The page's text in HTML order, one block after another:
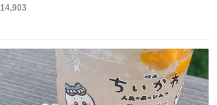
にしたら普通のライチュウと変わらな
って思ったんですよ。これは名案だな
に。
14,903